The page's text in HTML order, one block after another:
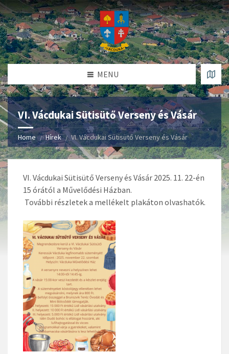
MENU
VI. Vácdukai Sütisütő Verseny és Vásár
Home Hírek VI. Vácdukai Sütisütő Verseny és Vásár
VI. Vácdukai Sütisütő Verseny és Vásár 2025. 11. 22-én
15 órától a Művelődési Házban.
További részletek a mellékelt plakáton olvashatók.